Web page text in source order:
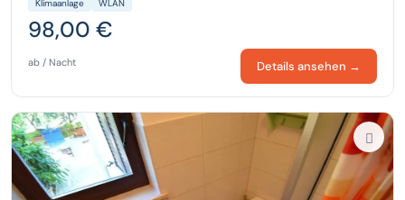
Klimaanlage WLAN
98,00 €
ab / Nacht Details ansehen →